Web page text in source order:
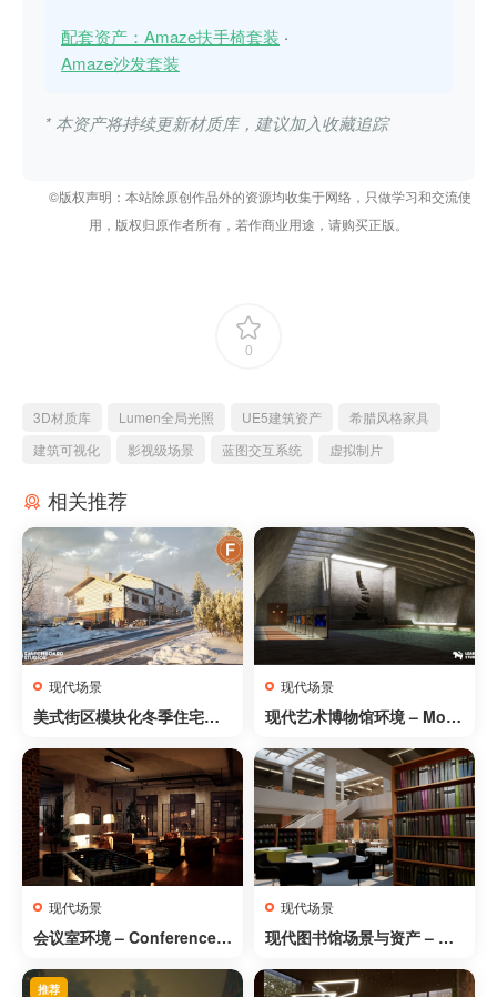
配套资产：Amaze扶手椅套装 ·
Amaze沙发套装
* 本资产将持续更新材质库，建议加入收藏追踪
©版权声明：本站除原创作品外的资源均收集于网络，只做学习和交流使
用，版权归原作者所有，若作商业用途，请购买正版。
0
3D材质库 Lumen全局光照 UE5建筑资产
希腊风格家具
建筑可视化
影视级场景 蓝图交互系统 虚拟制片
相关推荐
现代场景
美式街区模块化冬季住宅
Drive | Modular Winter Ho
use with Interior
现代场景
现代艺术博物馆环境 – Mod
ent (Showroom Museum
Art Exhibition Showroom)
现代场景
会议室环境 – Conference /
nt
现代场景
现代图书馆场景与资产 – Mo
sets
推荐